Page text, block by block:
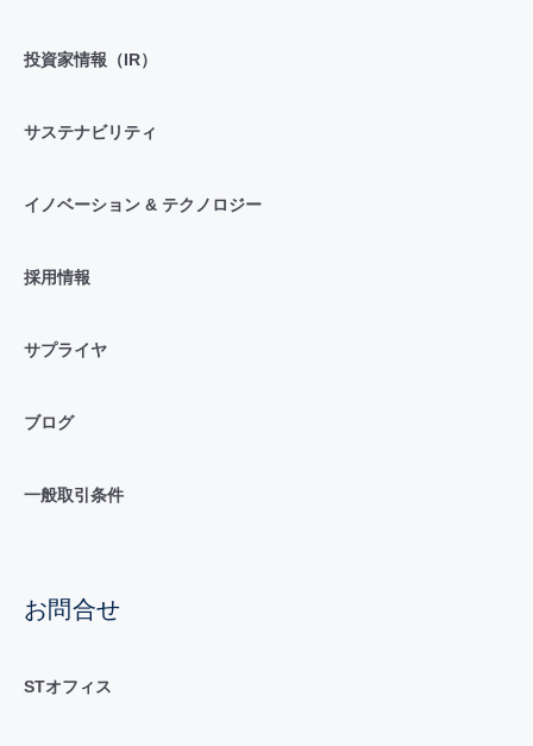
投資家情報（IR）
サステナビリティ
イノベーション & テクノロジー
採用情報
サプライヤ
ブログ
一般取引条件
お問合せ
STオフィス